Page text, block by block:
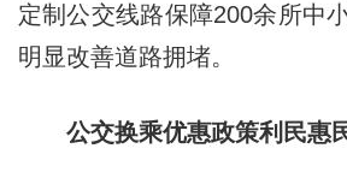
定制公交线路保障200余所中
明显改善道路拥堵。
公交换乘优惠政策利民惠